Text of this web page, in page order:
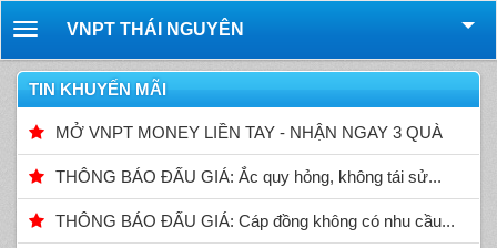
Toggle
navigation
VNPT THÁI NGUYÊN
TIN KHUYẾN MÃI
MỞ VNPT MONEY LIỀN TAY - NHẬN NGAY 3 QUÀ
THÔNG BÁO ĐẤU GIÁ: Ắc quy hỏng, không tái sử...
THÔNG BÁO ĐẤU GIÁ: Cáp đồng không có nhu cầu...